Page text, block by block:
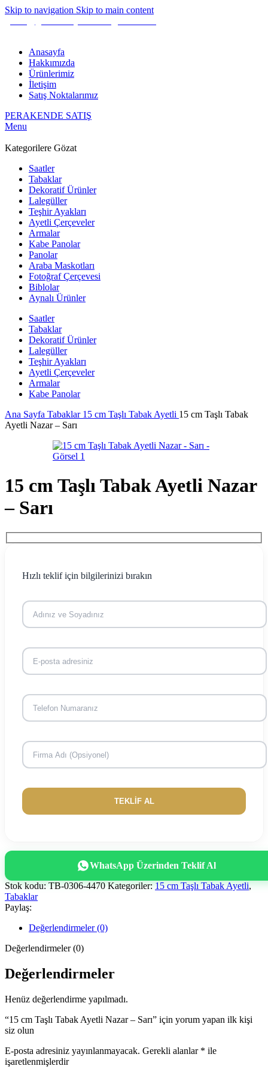
Skip to navigation Skip to main content
Anasayfa
Hakkımızda
Ürünlerimiz
İletişim
Satış Noktalarımız
PERAKENDE SATIŞ
Menu
Kategorilere Gözat
Saatler
Tabaklar
Dekoratif Ürünler
Lalegüller
Teşhir Ayakları
Ayetli Çerçeveler
Armalar
Kabe Panolar
Panolar
Araba Maskotları
Fotoğraf Çerçevesi
Biblolar
Aynalı Ürünler
Saatler
Tabaklar
Dekoratif Ürünler
Lalegüller
Teşhir Ayakları
Ayetli Çerçeveler
Armalar
Kabe Panolar
Ana Sayfa Tabaklar 15 cm Taşlı Tabak Ayetli 15 cm Taşlı Tabak
Ayetli Nazar – Sarı
15 cm Taşlı Tabak Ayetli Nazar
– Sarı
Hızlı teklif için bilgilerinizi bırakın
WhatsApp Üzerinden Teklif Al
Stok kodu:TB-0306-4470Kategoriler: 15 cm Taşlı Tabak Ayetli,
Tabaklar
Paylaş:
Değerlendirmeler (0)
Değerlendirmeler (0)
Değerlendirmeler
Henüz değerlendirme yapılmadı.
“15 cm Taşlı Tabak Ayetli Nazar – Sarı” için yorum yapan ilk kişi
siz olun
E-posta adresiniz yayınlanmayacak. Gerekli alanlar * ile
işaretlenmişlerdir